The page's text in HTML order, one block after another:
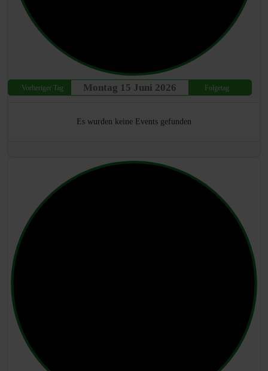
Vorheriger Tag Montag 15 Juni 2026 Folgetag
Es wurden keine Events gefunden